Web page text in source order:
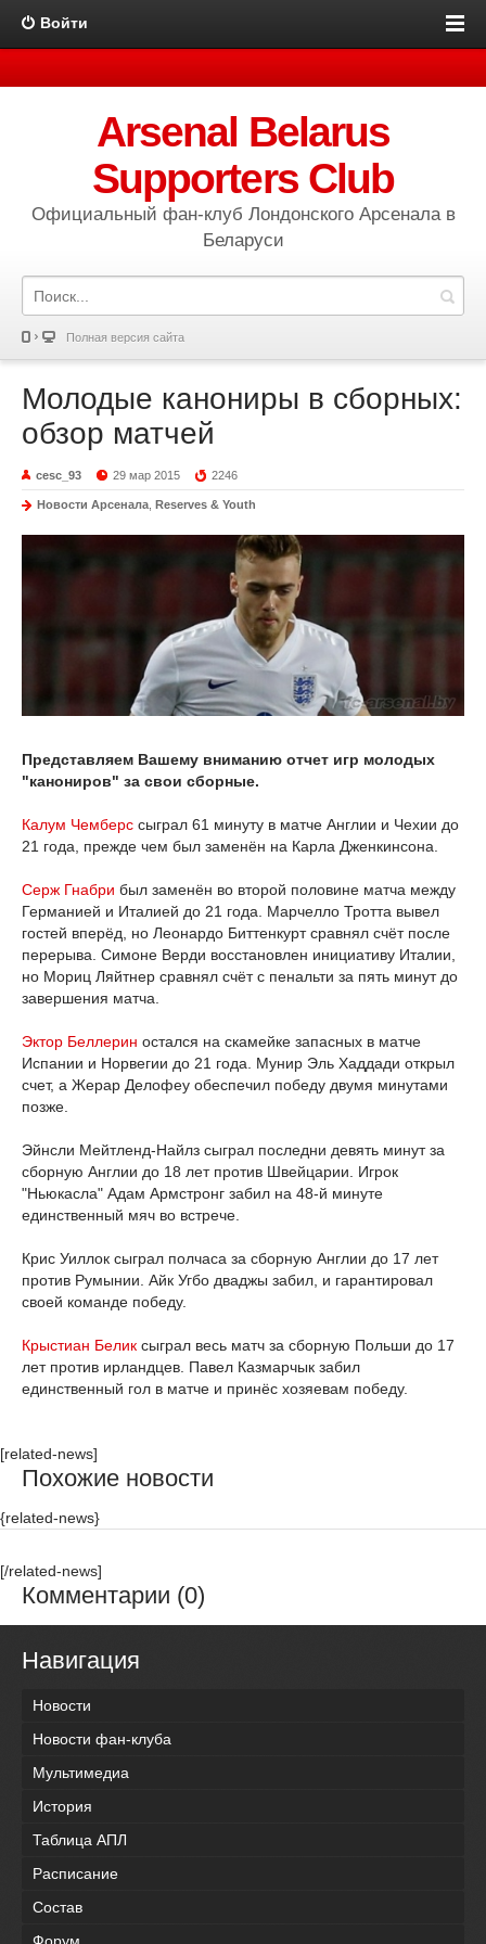
Войти
Arsenal Belarus
Supporters Club
Официальный фан-клуб Лондонского Арсенала в
Беларуси
Полная версия сайта
Молодые канониры в сборных:
обзор матчей
cesc_93 29 мар 2015 2246
Новости Арсенала Reserves & Youth
Представляем Вашему вниманию отчет игр молодых
"канониров" за свои сборные.
Калум Чемберс сыграл 61 минуту в матче Англии и Чехии до
21 года, прежде чем был заменён на Карла Дженкинсона.
Серж Гнабри был заменён во второй половине матча между
Германией и Италией до 21 года. Марчелло Тротта вывел
гостей вперёд, но Леонардо Биттенкурт сравнял счёт после
перерыва. Симоне Верди восстановлен инициативу Италии,
но Мориц Ляйтнер сравнял счёт с пенальти за пять минут до
завершения матча.
Эктор Беллерин остался на скамейке запасных в матче
Испании и Норвегии до 21 года. Мунир Эль Хаддади открыл
счет, а Жерар Делофеу обеспечил победу двумя минутами
позже.
Эйнсли Мейтленд-Найлз сыграл последни девять минут за
сборную Англии до 18 лет против Швейцарии. Игрок
"Ньюкасла" Адам Армстронг забил на 48-й минуте
единственный мяч во встрече.
Крис Уиллок сыграл полчаса за сборную Англии до 17 лет
против Румынии. Айк Угбо дваджы забил, и гарантировал
своей команде победу.
Крыстиан Белик сыграл весь матч за сборную Польши до 17
лет против ирландцев. Павел Казмарчык забил
единственный гол в матче и принёс хозяевам победу.
[related-news]
Похожие новости
{related-news}
[/related-news]
Комментарии (0)
Навигация
Новости
Новости фан-клуба
Мультимедиа
История
Таблица АПЛ
Расписание
Состав